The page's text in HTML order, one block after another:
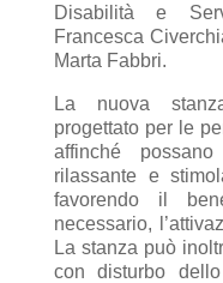
Disabilità e
Francesca
Marta Fabbri.
La nuova
progettato per le
affinché
rilassante e
favorendo il
necessario,
La stanza può
con disturbo